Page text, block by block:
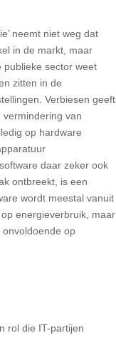
neemt niet weg dat
in de markt, maar
publieke sector weet
zitten in de
Verbiesen geeft
vermindering van
op hardware
daar zeker ook
ontbreekt, is een
wordt meestal vanuit
energieverbruik, maar
op
rol die IT-partijen